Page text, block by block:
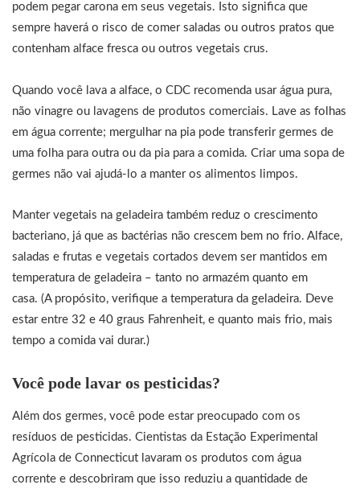
podem pegar carona em seus vegetais. Isto significa que
sempre haverá o risco de comer saladas ou outros pratos que
contenham alface fresca ou outros vegetais crus.
Quando você lava a alface, o CDC recomenda usar água pura,
não vinagre ou lavagens de produtos comerciais. Lave as folhas
em água corrente; mergulhar na pia pode transferir germes de
uma folha para outra ou da pia para a comida. Criar uma sopa de
germes não vai ajudá-lo a manter os alimentos limpos.
Manter vegetais na geladeira também reduz o crescimento
bacteriano, já que as bactérias não crescem bem no frio. Alface,
saladas e frutas e vegetais cortados devem ser mantidos em
temperatura de geladeira – tanto no armazém quanto em
casa. (A propósito, verifique a temperatura da geladeira. Deve
estar entre 32 e 40 graus Fahrenheit, e quanto mais frio, mais
tempo a comida vai durar.)
Você pode lavar os pesticidas?
Além dos germes, você pode estar preocupado com os
resíduos de pesticidas. Cientistas da Estação Experimental
Agrícola de Connecticut lavaram os produtos com água
corrente e descobriram que isso reduziu a quantidade de